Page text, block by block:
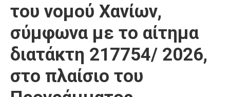
του νομού Χανίων,
σύμφωνα με το αίτημα
διατάκτη 217754/ 2026,
στο πλαίσιο του